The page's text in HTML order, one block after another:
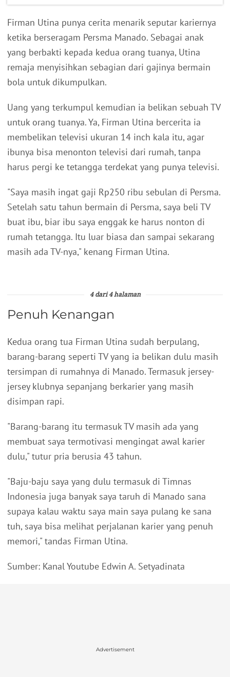
Firman Utina punya cerita menarik seputar kariernya
ketika berseragam Persma Manado. Sebagai anak
yang berbakti kepada kedua orang tuanya, Utina
remaja menyisihkan sebagian dari gajinya bermain
bola untuk dikumpulkan.
Uang yang terkumpul kemudian ia belikan sebuah TV
untuk orang tuanya. Ya, Firman Utina bercerita ia
membelikan televisi ukuran 14 inch kala itu, agar
ibunya bisa menonton televisi dari rumah, tanpa
harus pergi ke tetangga terdekat yang punya televisi.
"Saya masih ingat gaji Rp250 ribu sebulan di Persma.
Setelah satu tahun bermain di Persma, saya beli TV
buat ibu, biar ibu saya enggak ke harus nonton di
rumah tetangga. Itu luar biasa dan sampai sekarang
masih ada TV-nya," kenang Firman Utina.
4 dari 4 halaman
Penuh Kenangan
Kedua orang tua Firman Utina sudah berpulang,
barang-barang seperti TV yang ia belikan dulu masih
tersimpan di rumahnya di Manado. Termasuk jersey-
jersey klubnya sepanjang berkarier yang masih
disimpan rapi.
"Barang-barang itu termasuk TV masih ada yang
membuat saya termotivasi mengingat awal karier
dulu," tutur pria berusia 43 tahun.
"Baju-baju saya yang dulu termasuk di Timnas
Indonesia juga banyak saya taruh di Manado sana
supaya kalau waktu saya main saya pulang ke sana
tuh, saya bisa melihat perjalanan karier yang penuh
memori," tandas Firman Utina.
Sumber: Kanal Youtube Edwin A. Setyadinata
Advertisement